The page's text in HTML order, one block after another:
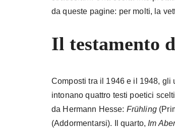
da queste pagine: per molti, la
Il testamento
Composti tra il 1946 e il 1948, gli
intonano quattro testi poetici
da Hermann Hesse: Frühling
(Addormentarsi). Il quarto, Im